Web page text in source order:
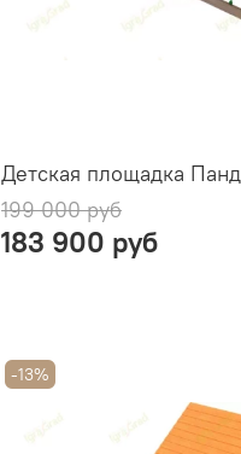
Детская площадка
199 000 руб
183 900 руб
-13%